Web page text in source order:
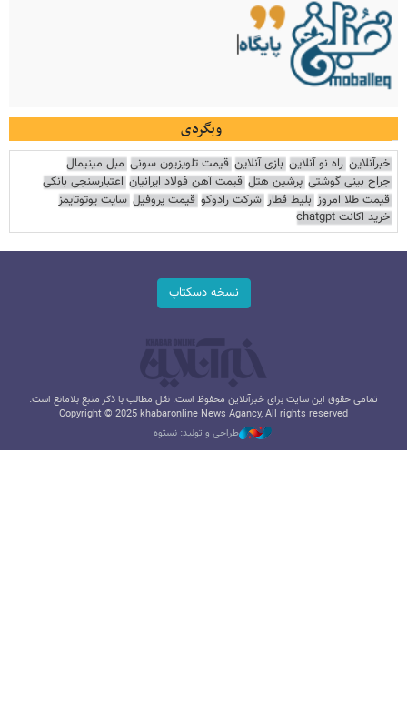
وبگردی
خبرآنلاین راه نو آنلاین بازی آنلاین قیمت تلویزیون سونی مبل مینیمال
جراح بینی گوشتی پرشین هتل قیمت آهن فولاد ایرانیان اعتبارسنجی بانکی
قیمت طلا امروز بلیط قطار شرکت رادوکو قیمت پروفیل سایت یوتوتایمز
خرید اکانت chatgpt
نسخه دسکتاپ
تمامی حقوق این سایت برای خبرآنلاین محفوظ است. نقل مطالب با ذکر منبع بلامانع است.
Copyright © 2025 khabaronline News Agancy, All rights reserved
طراحی و تولید: نستوه